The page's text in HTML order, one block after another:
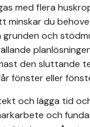
med flera
minskar du
och
den sluttande
fönster eller
och lägga tid
och